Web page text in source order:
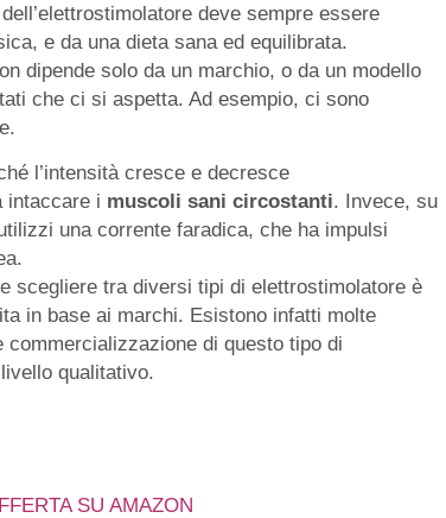
deve sempre essere
e da una dieta sana ed equilibrata.
dipende solo da un marchio, o da un modello
che ci si aspetta. Ad esempio, ci sono
l’intensità cresce e decresce
intaccare i muscoli sani circostanti. Invece, su
una corrente faradica, che ha impulsi
scegliere tra diversi tipi di elettrostimolatore è
in base ai marchi. Esistono infatti molte
di questo tipo di
qualitativo.
SU AMAZON